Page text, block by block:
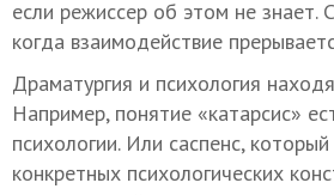
если режиссер об этом не знает.
когда взаимодействие
Драматургия и психология
Например, понятие «катарсис»
психологии. Или саспенс,
конкретных психологических